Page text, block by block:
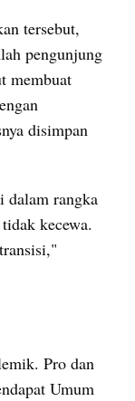
tersebut,
pengunjung
membuat
disimpan
dalam rangka
kecewa.
Pro dan
Umum